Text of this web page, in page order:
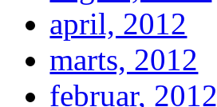
april, 2012
marts, 2012
februar, 2012